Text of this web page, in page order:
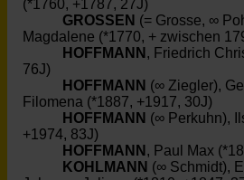
(*1760, +1787, 27J)
GROSSEN (= Grosse, ∞
Magdalene (*1770, + zwischen
HOFFMANN , Friedrich
76J)
HOFFMANN (∞ Ziegler),
Filomena (*1887, +1917, 30J)
HOFFMANN (∞ Perkuhn),
+1974, 83J)
HOFFMANN , Paul Max
KOHLMANN (∞ Schmidt),